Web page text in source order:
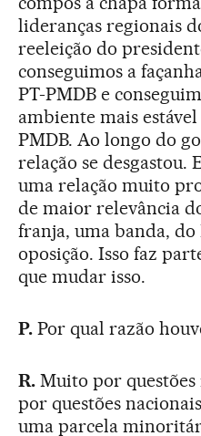
lideranças regionais
reeleição do
conseguimos a
PT-PMDB e
ambiente mais
PMDB. Ao longo do
relação se desgastou.
uma relação muito
de maior relevância
franja, uma banda, do
oposição. Isso faz
que mudar isso.
P.Por qual razão
R.Muito por questões
por questões
uma parcela